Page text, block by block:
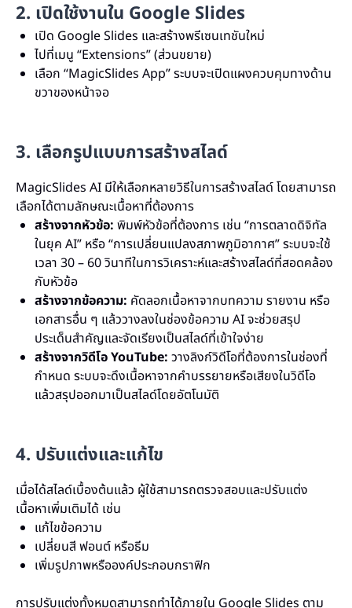
2. เปิดใช้งานใน Google Slides
เปิด Google Slides และสร้างพรีเซนเทชันใหม่
ไปที่เมนู “Extensions” (ส่วนขยาย)
เลือก “MagicSlides App” ระบบจะเปิดแผงควบคุมทางด้าน
ขวาของหน้าจอ
3. เลือกรูปแบบการสร้างสไลด์
MagicSlides AI มีให้เลือกหลายวิธีในการสร้างสไลด์ โดยสามารถ
เลือกได้ตามลักษณะเนื้อหาที่ต้องการ
สร้างจากหัวข้อ: พิมพ์หัวข้อที่ต้องการ เช่น “การตลาดดิจิทัล
ในยุค AI” หรือ “การเปลี่ยนแปลงสภาพภูมิอากาศ” ระบบจะใช้
เวลา 30 – 60 วินาทีในการวิเคราะห์และสร้างสไลด์ที่สอดคล้อง
กับหัวข้อ
สร้างจากข้อความ: คัดลอกเนื้อหาจากบทความ รายงาน หรือ
เอกสารอื่น ๆ แล้ววางลงในช่องข้อความ AI จะช่วยสรุป
ประเด็นสำคัญและจัดเรียงเป็นสไลด์ที่เข้าใจง่าย
สร้างจากวิดีโอ YouTube: วางลิงก์วิดีโอที่ต้องการในช่องที่
กำหนด ระบบจะดึงเนื้อหาจากคำบรรยายหรือเสียงในวิดีโอ
แล้วสรุปออกมาเป็นสไลด์โดยอัตโนมัติ
4. ปรับแต่งและแก้ไข
เมื่อได้สไลด์เบื้องต้นแล้ว ผู้ใช้สามารถตรวจสอบและปรับแต่ง
เนื้อหาเพิ่มเติมได้ เช่น
แก้ไขข้อความ
เปลี่ยนสี ฟอนต์ หรือธีม
เพิ่มรูปภาพหรือองค์ประกอบกราฟิก
การปรับแต่งทั้งหมดสามารถทำได้ภายใน Google Slides ตาม